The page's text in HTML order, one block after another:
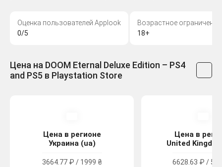
Оценка пользователей Applook
0/5
Возрастное ограничение
18+
Цена на DOOM Eternal Deluxe Edition – PS4
and PS5 в Playstation Store
Цена в регионе
Украина (ua)
3664.77 ₽ / 1999 ₴
Цена в
United
6628.63 ₽ /